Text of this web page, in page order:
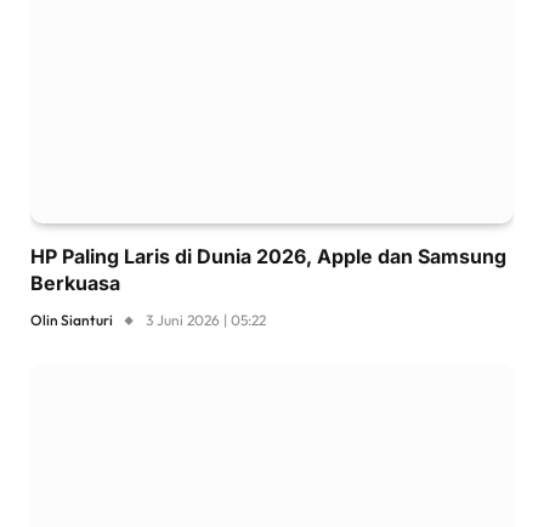
HP Paling Laris di Dunia 2026, Apple dan Samsung
Berkuasa
Olin Sianturi 3 Juni 2026 | 05:22